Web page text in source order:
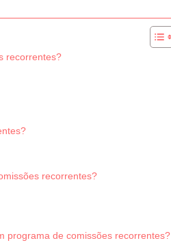
recorrentes?
recorrentes?
programa de comissões recorrentes?